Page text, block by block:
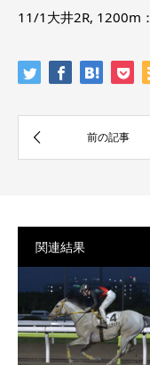
11/1大井2R, 1200m：
関連結果